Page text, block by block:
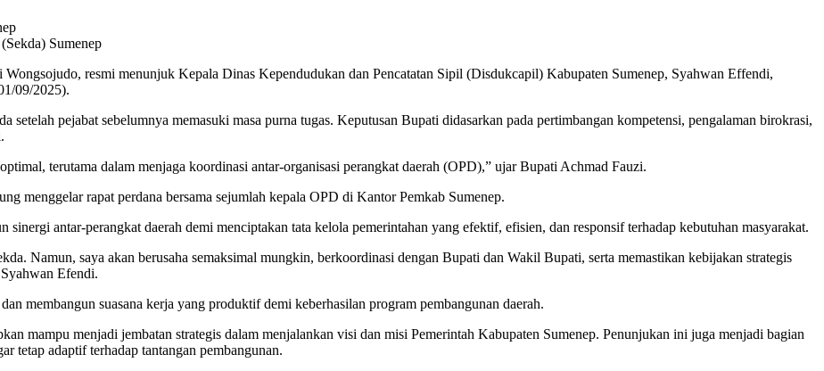
Sumenep
resmi menunjuk Kepala Dinas Kependudukan dan Pencatatan Sipil (Disdukcapil) Kabupaten Sumenep, Syahwan Effendi,
09/2025).
pejabat sebelumnya memasuki masa purna tugas. Keputusan Bupati didasarkan pada pertimbangan kompetensi, pengalaman birokrasi,
terutama dalam menjaga koordinasi antar-organisasi perangkat daerah (OPD),” ujar Bupati Achmad Fauzi.
menggelar rapat perdana bersama sejumlah kepala OPD di Kantor Pemkab Sumenep.
sinergi antar-perangkat daerah demi menciptakan tata kelola pemerintahan yang efektif, efisien, dan responsif terhadap kebutuhan masyarakat.
Namun, saya akan berusaha semaksimal mungkin, berkoordinasi dengan Bupati dan Wakil Bupati, serta memastikan kebijakan strategis
Efendi.
membangun suasana kerja yang produktif demi keberhasilan program pembangunan daerah.
mampu menjadi jembatan strategis dalam menjalankan visi dan misi Pemerintah Kabupaten Sumenep. Penunjukan ini juga menjadi bagian
tetap adaptif terhadap tantangan pembangunan.